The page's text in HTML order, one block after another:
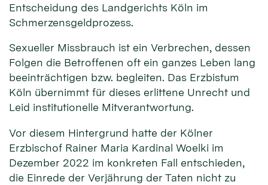
Entscheidung des Landgerichts Köln im
Schmerzensgeldprozess.
Sexueller Missbrauch ist ein Verbrechen, dessen
Folgen die Betroffenen oft ein ganzes Leben lang
beeinträchtigen bzw. begleiten. Das Erzbistum
Köln übernimmt für dieses erlittene Unrecht und
Leid institutionelle Mitverantwortung.
Vor diesem Hintergrund hatte der Kölner
Erzbischof Rainer Maria Kardinal Woelki im
Dezember 2022 im konkreten Fall entschieden,
die Einrede der Verjährung der Taten nicht zu